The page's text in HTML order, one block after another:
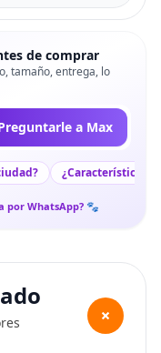
de comprar
tamaño, entrega, lo
a Max
¿Características
por WhatsApp? 🐾
+